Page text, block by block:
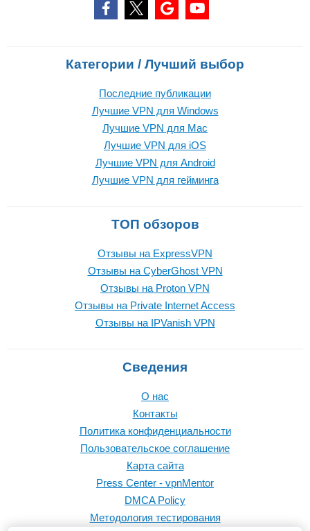
Категории / Лучший выбор
Последние публикации
Лучшие VPN для Windows
Лучшие VPN для Mac
Лучшие VPN для iOS
Лучшие VPN для Android
Лучшие VPN для гейминга
ТОП обзоров
Отзывы на ExpressVPN
Отзывы на CyberGhost VPN
Отзывы на Proton VPN
Отзывы на Private Internet Access
Отзывы на IPVanish VPN
Сведения
О нас
Контакты
Политика конфиденциальности
Пользовательское соглашение
Карта сайта
Press Center - vpnMentor
DMCA Policy
Методология тестирования